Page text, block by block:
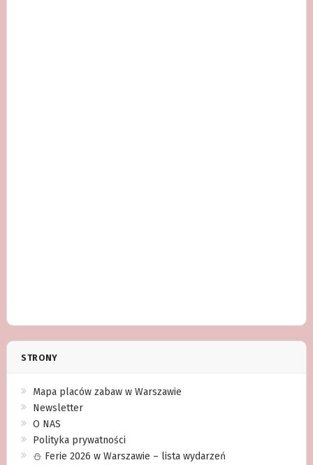
STRONY
Mapa placów zabaw w Warszawie
Newsletter
O NAS
Polityka prywatności
⛄️ Ferie 2026 w Warszawie – lista wydarzeń